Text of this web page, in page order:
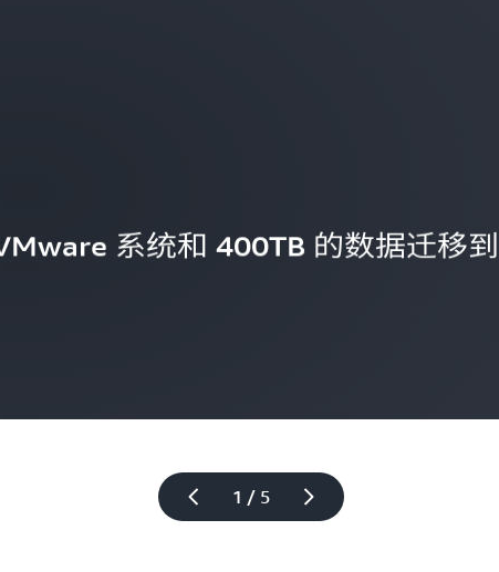
1 / 5
系统和 400TB 的数据迁移